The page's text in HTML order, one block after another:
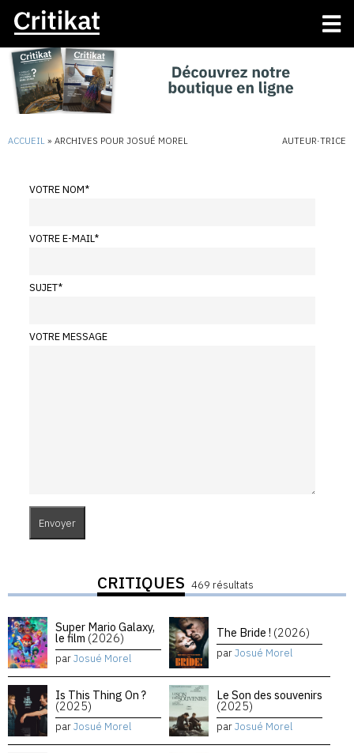
ACCUEIL » ARCHIVES POUR JOSUÉ MOREL AUTEUR·TRICE
VOTRE NOM*
VOTRE E-MAIL*
SUJET*
VOTRE MESSAGE
CRITIQUES 469 résultats
Super Mario Galaxy,
le film (2026)
parJosué Morel
The Bride ! (2026)
parJosué Morel
Is This Thing On ?
(2025)
parJosué Morel
Le Son des souvenirs
(2025)
parJosué Morel